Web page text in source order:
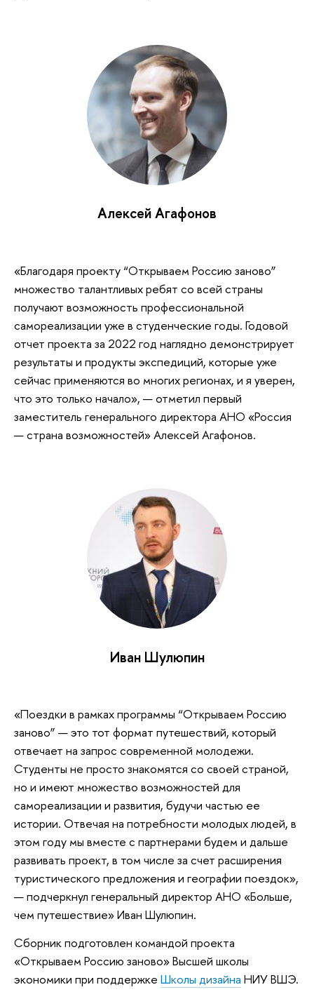
Алексей Агафонов
«Благодаря проекту “Открываем Россию заново”
множество талантливых ребят со всей страны
получают возможность профессиональной
самореализации уже в студенческие годы. Годовой
отчет проекта за 2022 год наглядно демонстрирует
результаты и продукты экспедиций, которые уже
сейчас применяются во многих регионах, и я уверен,
что это только начало», — отметил первый
заместитель генерального директора АНО «Россия
— страна возможностей» Алексей Агафонов.
Иван Шулюпин
«Поездки в рамках программы “Открываем Россию
заново” — это тот формат путешествий, который
отвечает на запрос современной молодежи.
Студенты не просто знакомятся со своей страной,
но и имеют множество возможностей для
самореализации и развития, будучи частью ее
истории. Отвечая на потребности молодых людей, в
этом году мы вместе с партнерами будем и дальше
развивать проект, в том числе за счет расширения
туристического предложения и географии поездок»,
— подчеркнул генеральный директор АНО «Больше,
чем путешествие» Иван Шулюпин.
Сборник подготовлен командой проекта
«Открываем Россию заново» Высшей школы
экономики при поддержке Школы дизайна НИУ ВШЭ.